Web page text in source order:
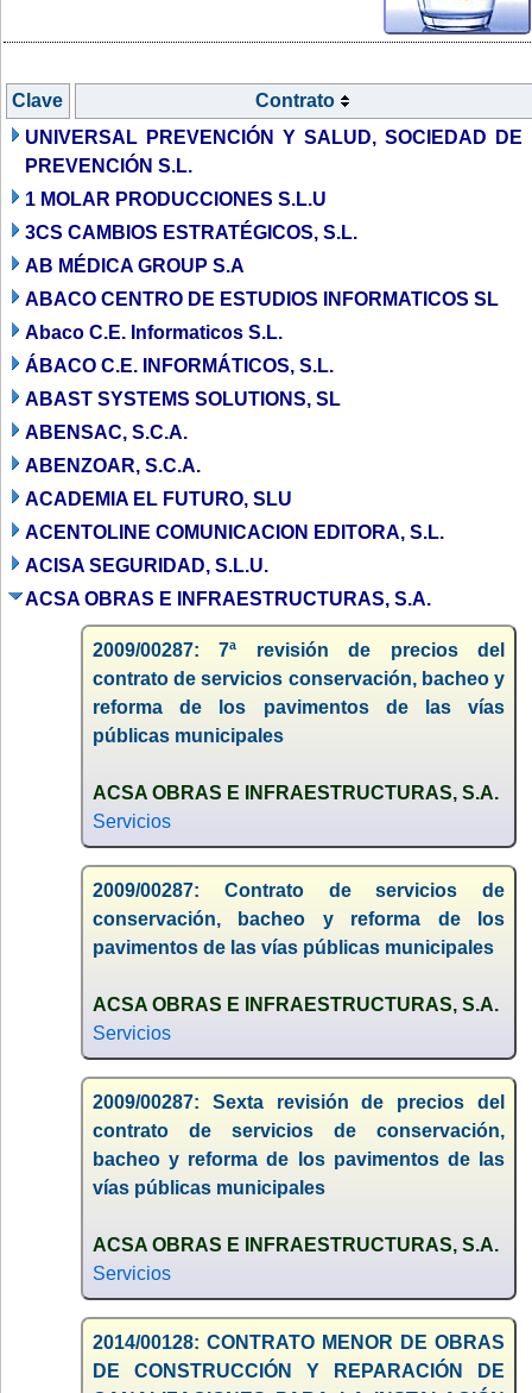
Clave
Contrato
UNIVERSAL PREVENCIÓN Y SALUD, SOCIEDAD DE
PREVENCIÓN S.L.
1 MOLAR PRODUCCIONES S.L.U
3CS CAMBIOS ESTRATÉGICOS, S.L.
AB MÉDICA GROUP S.A
ABACO CENTRO DE ESTUDIOS INFORMATICOS SL
Abaco C.E. Informaticos S.L.
ÁBACO C.E. INFORMÁTICOS, S.L.
ABAST SYSTEMS SOLUTIONS, SL
ABENSAC, S.C.A.
ABENZOAR, S.C.A.
ACADEMIA EL FUTURO, SLU
ACENTOLINE COMUNICACION EDITORA, S.L.
ACISA SEGURIDAD, S.L.U.
ACSA OBRAS E INFRAESTRUCTURAS, S.A.
2009/00287: 7ª revisión de precios del
contrato de servicios conservación, bacheo y
reforma de los pavimentos de las vías
públicas municipales
ACSA OBRAS E INFRAESTRUCTURAS, S.A.
Servicios
2009/00287: Contrato de servicios de
conservación, bacheo y reforma de los
pavimentos de las vías públicas municipales
ACSA OBRAS E INFRAESTRUCTURAS, S.A.
Servicios
2009/00287: Sexta revisión de precios del
contrato de servicios de conservación,
bacheo y reforma de los pavimentos de las
vías públicas municipales
ACSA OBRAS E INFRAESTRUCTURAS, S.A.
Servicios
2014/00128: CONTRATO MENOR DE OBRAS
DE CONSTRUCCIÓN Y REPARACIÓN DE